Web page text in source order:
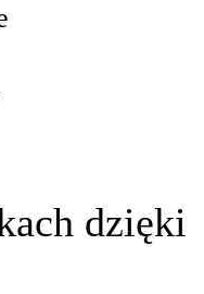
dzięki